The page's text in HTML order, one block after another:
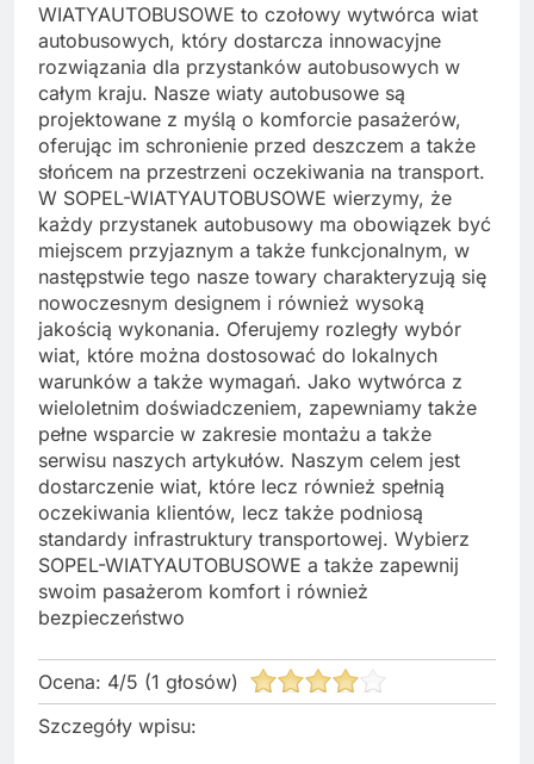
WIATYAUTOBUSOWE to czołowy wytwórca wiat
autobusowych, który dostarcza innowacyjne
rozwiązania dla przystanków autobusowych w
całym kraju. Nasze wiaty autobusowe są
projektowane z myślą o komforcie pasażerów,
oferując im schronienie przed deszczem a także
słońcem na przestrzeni oczekiwania na transport.
W SOPEL-WIATYAUTOBUSOWE wierzymy, że
każdy przystanek autobusowy ma obowiązek być
miejscem przyjaznym a także funkcjonalnym, w
następstwie tego nasze towary charakteryzują się
nowoczesnym designem i również wysoką
jakością wykonania. Oferujemy rozległy wybór
wiat, które można dostosować do lokalnych
warunków a także wymagań. Jako wytwórca z
wieloletnim doświadczeniem, zapewniamy także
pełne wsparcie w zakresie montażu a także
serwisu naszych artykułów. Naszym celem jest
dostarczenie wiat, które lecz również spełnią
oczekiwania klientów, lecz także podniosą
standardy infrastruktury transportowej. Wybierz
SOPEL-WIATYAUTOBUSOWE a także zapewnij
swoim pasażerom komfort i również
bezpieczeństwo
Ocena: 4/5 (1 głosów)
Szczegóły wpisu: